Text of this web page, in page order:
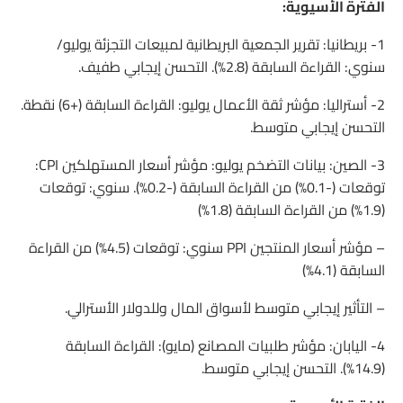
الفترة الأسيوية:
1- بريطانيا: تقرير الجمعية البريطانية لمبيعات التجزئة يوليو/
سنوي: القراءة السابقة (2.8%). التحسن إيجابي طفيف.
2- أستراليا: مؤشر ثقة الأعمال يوليو: القراءة السابقة (+6) نقطة.
التحسن إيجابي متوسط.
3- الصين: بيانات التضخم يوليو: مؤشر أسعار المستهلكين CPI:
توقعات (-0.1%) من القراءة السابقة (-0.2%). سنوي: توقعات
(1.9%) من القراءة السابقة (1.8%)
– مؤشر أسعار المنتجين PPI سنوي: توقعات (4.5%) من القراءة
السابقة (4.1%)
– التأثير إيجابي متوسط لأسواق المال وللدولار الأسترالي.
4- اليابان: مؤشر طلبيات المصانع (مايو): القراءة السابقة
(14.9%). التحسن إيجابي متوسط.